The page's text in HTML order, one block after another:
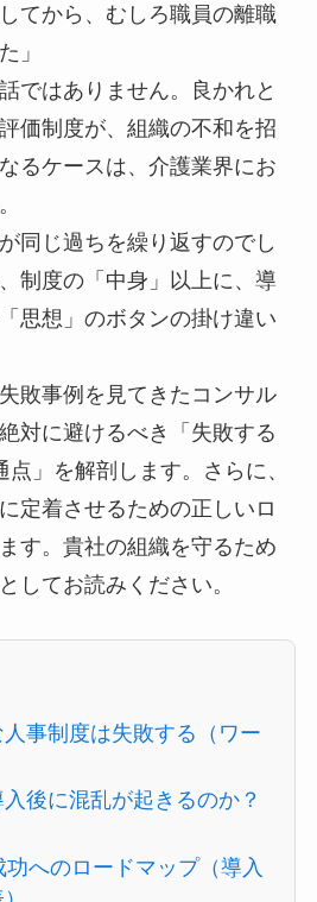
てから、むしろ職員の離職
」
ではありません。良かれと
価制度が、組織の不和を招
るケースは、介護業界にお
同じ過ちを繰り返すのでし
制度の「中身」以上に、導
思想」のボタンの掛け違い
敗事例を見てきたコンサル
対に避けるべき「失敗する
」を解剖します。さらに、
定着させるための正しいロ
す。貴社の組織を守るため
してお読みください。
人事制度は失敗する（ワー
入後に混乱が起きるのか？
功へのロードマップ（導入